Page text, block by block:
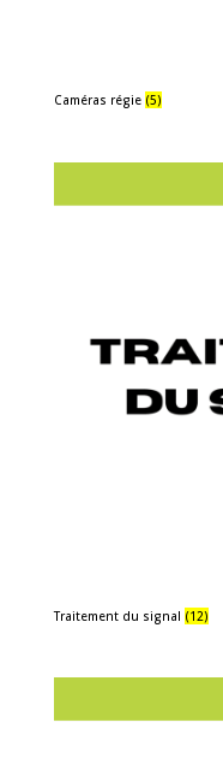
Caméras régie (5)
Traitement du signal (12)